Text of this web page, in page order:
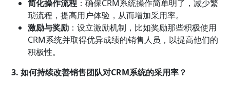
简化操作流程 ：确保CRM系统操作简单明了，减少繁
琐流程，提高用户体验，从而增加采用率。
激励与奖励 ：设立激励机制，比如奖励那些积极使用
CRM系统并取得优异成绩的销售人员，以提高他们的
积极性。
3. 如何持续改善销售团队对CRM系统的采用率？